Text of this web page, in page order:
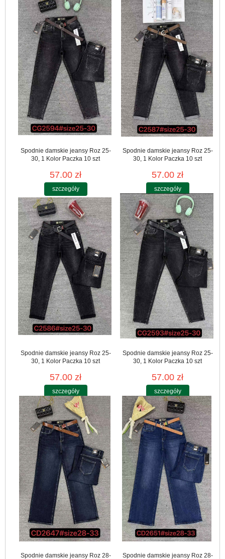
Spodnie damskie jeansy Roz 25-
30, 1 Kolor Paczka 10 szt
57.00 zł
szczegóły
Spodnie damskie jeansy Roz 25-
30, 1 Kolor Paczka 10 szt
57.00 zł
szczegóły
Spodnie damskie jeansy Roz 25-
30, 1 Kolor Paczka 10 szt
57.00 zł
szczegóły
Spodnie damskie jeansy Roz 25-
30, 1 Kolor Paczka 10 szt
57.00 zł
szczegóły
Spodnie damskie jeansy Roz 28- Spodnie damskie jeansy Roz 28-